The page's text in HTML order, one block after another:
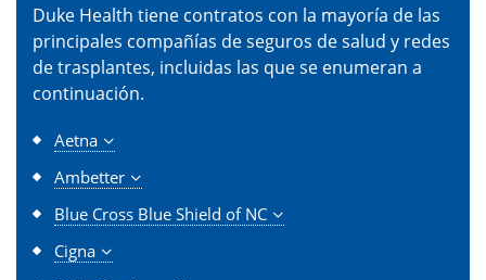
Duke Health tiene contratos con la mayoría de las
principales compañías de seguros de salud y redes
de trasplantes, incluidas las que se enumeran a
continuación.
Aetna
Ambetter
Blue Cross Blue Shield of NC
Cigna